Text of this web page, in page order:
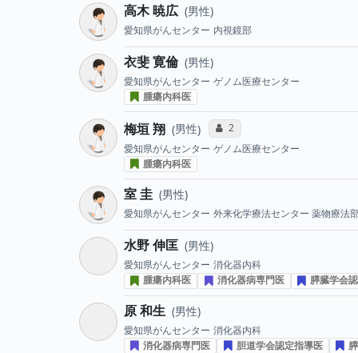
高木 暁広 男性
愛知県がんセンター 内視鏡部
衣斐 寛倫 男性
愛知県がんセンター ゲノム医療センター
腫瘍内科医
梅垣 翔 男性 コミュニケーション・タイプ投
2
愛知県がんセンター ゲノム医療センター
腫瘍内科医
室 圭 男性
愛知県がんセンター 外来化学療法センター 薬物療法
水野 伸匡 男性
愛知県がんセンター 消化器内科
腫瘍内科医
消化器病専門医 膵臓学会
原 和生 男性
愛知県がんセンター 消化器内科
消化器病専門医
胆道学会認定指導医